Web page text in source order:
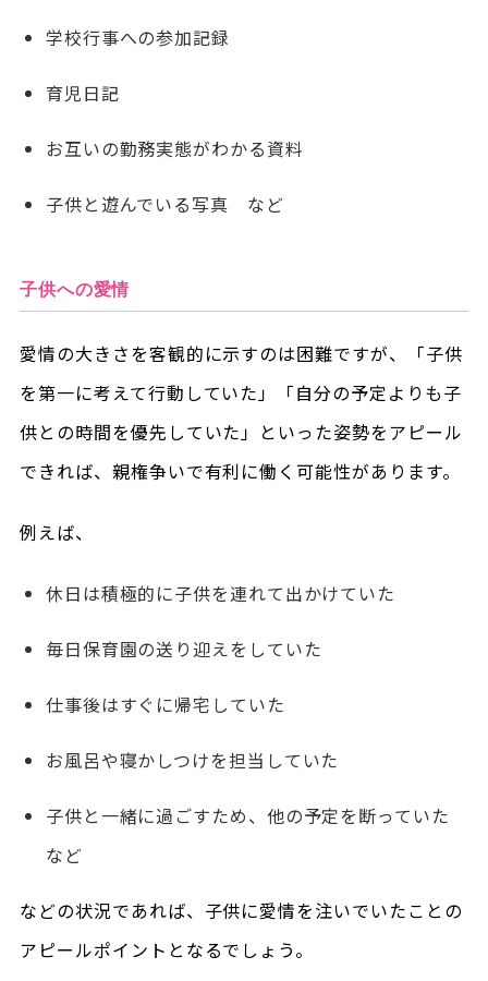
学校行事への参加記録
育児日記
お互いの勤務実態がわかる資料
子供と遊んでいる写真 など
子供への愛情
愛情の大きさを客観的に示すのは困難ですが、「子供
を第一に考えて行動していた」「自分の予定よりも子
供との時間を優先していた」といった姿勢をアピール
できれば、親権争いで有利に働く可能性があります。
例えば、
休日は積極的に子供を連れて出かけていた
毎日保育園の送り迎えをしていた
仕事後はすぐに帰宅していた
お風呂や寝かしつけを担当していた
子供と一緒に過ごすため、他の予定を断っていた
など
などの状況であれば、子供に愛情を注いでいたことの
アピールポイントとなるでしょう。